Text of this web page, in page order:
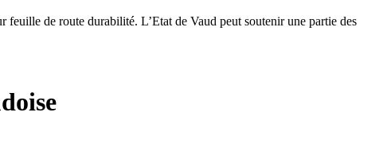
feuille de route durabilité. L’Etat de Vaud peut soutenir une partie des